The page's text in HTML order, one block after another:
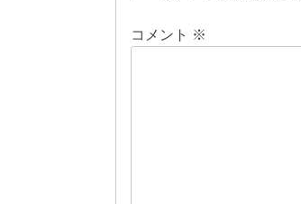
ゲコメント ※